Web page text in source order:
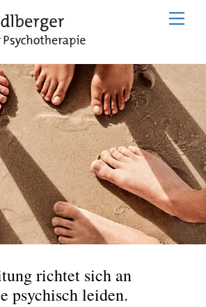
Menu
richtet sich an
psychisch leiden.